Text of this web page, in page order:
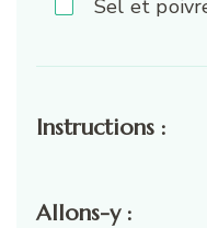
Sel et
Instructions :
Allons-y :